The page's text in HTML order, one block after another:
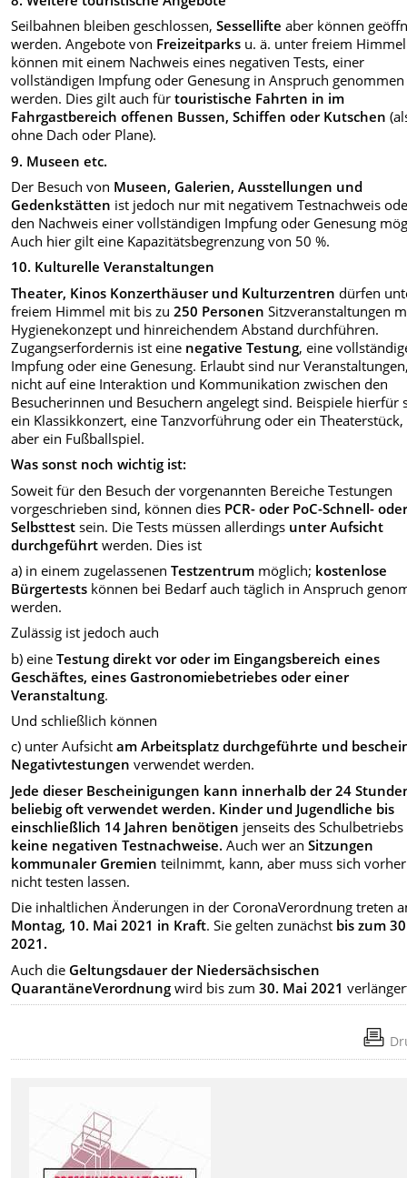
Seilbahnen bleiben geschlossen,Sessellifte aber können
werden. Angebote von Freizeitparks u. ä. unter freiem Himmel
können mit einem Nachweis eines negativen Tests, einer
vollständigen Impfung oder Genesung in Anspruch genommen
werden. Dies gilt auch fürtouristische Fahrten in im
Fahrgastbereich offenen Bussen, Schiffen oder Kutschen
ohne Dach oder Plane).
9. Museen etc.
Der Besuch von Museen, Galerien, Ausstellungen und
Gedenkstätten ist jedoch nur mit negativem Testnachweis
den Nachweis einer vollständigen Impfung oder Genesung
Auch hier gilt eine Kapazitätsbegrenzung von 50 %.
10. Kulturelle Veranstaltungen
Theater, Kinos Konzerthäuser und Kulturzentren dürfen
freiem Himmel mit bis zu250 Personen Sitzveranstaltungen
Hygienekonzept und hinreichendem Abstand durchführen.
Zugangserfordernis ist eine negative Testung, eine
Impfung oder eine Genesung. Erlaubt sind nur
nicht auf eine Interaktion und Kommunikation zwischen den
Besucherinnen und Besuchern angelegt sind. Beispiele hierfür
ein Klassikkonzert, eine Tanzvorführung oder ein
aber ein Fußballspiel.
Was sonst noch wichtig ist:
Soweit für den Besuch der vorgenannten Bereiche Testungen
vorgeschrieben sind, können dies PCR- oder PoC-Schnell-
Selbsttest sein. Die Tests müssen allerdings unter Aufsicht
durchgeführt werden. Dies ist
a) in einem zugelassenenTestzentrum möglich; kostenlose
Bürgertests können bei Bedarf auch täglich in Anspruch
werden.
Zulässig ist jedoch auch
b) eineTestung direkt vor oder im Eingangsbereich eines
Geschäftes, eines Gastronomiebetriebes oder einer
Veranstaltung.
Und schließlich können
c) unter Aufsichtam Arbeitsplatz durchgeführte und
Negativtestungen verwendet werden.
Jede dieser Bescheinigungen kann innerhalb der 24
beliebig oft verwendet werden. Kinder und Jugendliche bis
einschließlich 14 Jahren benötigen jenseits des Schulbetriebs
keine negativen Testnachweise. Auch wer anSitzungen
kommunaler Gremien teilnimmt, kann, aber muss sich vorher
nicht testen lassen.
Die inhaltlichen Änderungen in der CoronaVerordnung treten
Montag, 10. Mai 2021 in Kraft. Sie gelten zunächst bis zum
2021.
Auch die Geltungsdauer der Niedersächsischen
QuarantäneVerordnung wird bis zum30. Mai 2021